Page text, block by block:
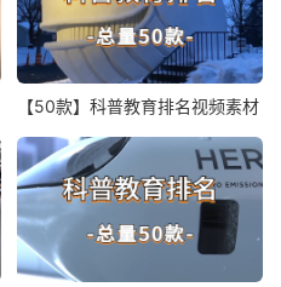
【50款】科普教育排名视频素材